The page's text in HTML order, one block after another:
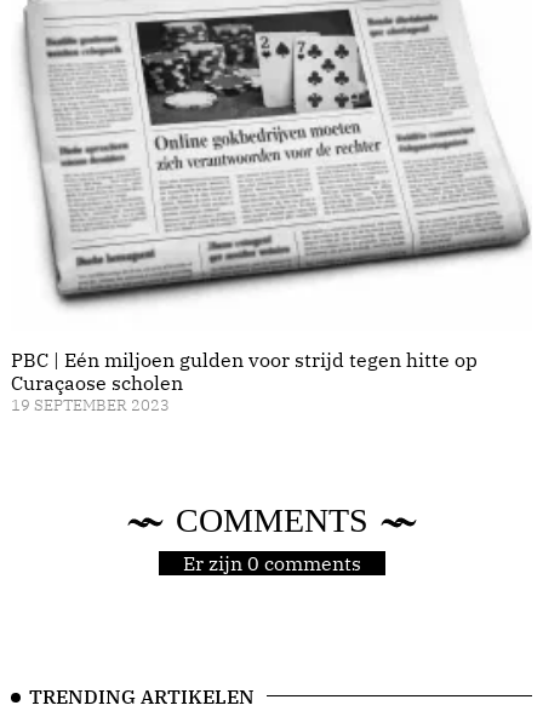
PBC | Eén miljoen gulden voor strijd tegen hitte op
Curaçaose scholen
19 SEPTEMBER 2023
COMMENTS
Er zijn 0 comments
TRENDING ARTIKELEN